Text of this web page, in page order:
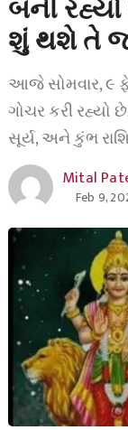
બની
શું થશે તે
આજે સોમવાર, ૯
ગોચર કરી રહ્યો
સૂર્ય, અને કુંભ
Mital
Feb 9,